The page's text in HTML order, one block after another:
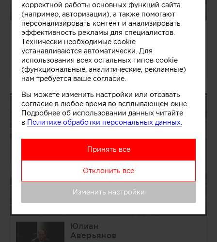
Екатерина
Логвинова
Россия, Санкт-Петербург
Дизайнеры
9 объектов
Юлиан
Аверьянов
корректной работы основных функций сайта
(например, авторизации), а также помогают
персонализировать контент и анализировать
эффективность рекламы для специалистов.
Технически необходимые cookie
устанавливаются автоматически. Для
использования всех остальных типов cookie
(функциональные, аналитические, рекламные)
нам требуется ваше согласие.
Вы можете изменить настройки или отозвать
согласие в любое время во всплывающем окне.
Подробнее об использовании данных читайте
в Политике обработки персональных данных.
Принять все
Отклонить все
Изменить настройки